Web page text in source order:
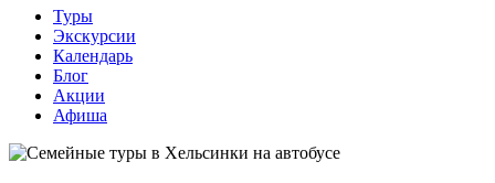
Туры
Экскурсии
Календарь
Блог
Акции
Афиша